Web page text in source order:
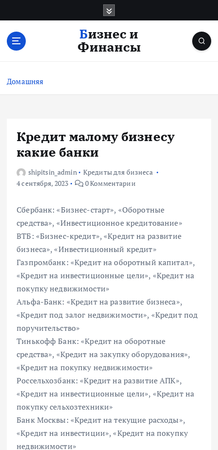
с
Бизнес и
Финансы
Домашняя
Кредит малому бизнесу
какие банки
shipitsin_admin
Кредиты для бизнеса
4 сентября, 2023
0 Комментарии
Сбербанк: «Бизнес-старт», «Оборотные
средства», «Инвестиционное кредитование»
ВТБ: «Бизнес-кредит», «Кредит на развитие
бизнеса», «Инвестиционный кредит»
Газпромбанк: «Кредит на оборотный капитал»,
«Кредит на инвестиционные цели», «Кредит на
покупку недвижимости»
Альфа-Банк: «Кредит на развитие бизнеса»,
«Кредит под залог недвижимости», «Кредит под
поручительство»
Тинькофф Банк: «Кредит на оборотные
средства», «Кредит на закупку оборудования»,
«Кредит на покупку недвижимости»
Россельхозбанк: «Кредит на развитие АПК»,
«Кредит на инвестиционные цели», «Кредит на
покупку сельхозтехники»
Банк Москвы: «Кредит на текущие расходы»,
«Кредит на инвестиции», «Кредит на покупку
недвижимости»